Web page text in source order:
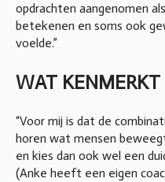
opdrachten aangenomen
betekenen en soms ook
voelde.”
WAT
“Voor mij is dat de
horen wat mensen
en kies dan ook wel een
(Anke heeft een eigen